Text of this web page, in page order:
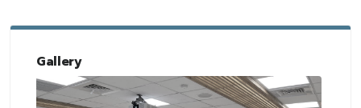
Gallery